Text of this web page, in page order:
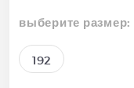
выберите размер:
192